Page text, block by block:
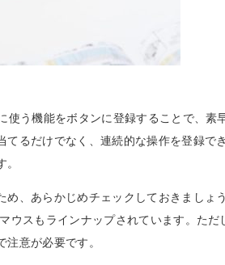
使う機能をボタンに登録することで、素
てるだけでなく、連続的な操作を登録で
め、あらかじめチェックしておきましょ
ウスもラインナップされています。ただ
意が必要です。